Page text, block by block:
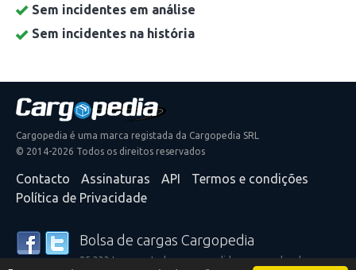
Sem incidentes em análise
Sem incidentes na história
Cargopedia é uma marca registada da Cargopedia SRL
© 2014-2026 Todos os direitos reservados
Contacto Assinaturas API
Termos e condições
Política de Privacidade
Bolsa de cargas Cargopedia
25.333 transportadores e expedidores ao redor do